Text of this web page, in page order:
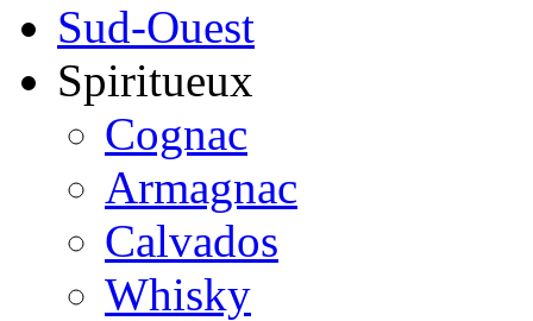
Sud-Ouest
Spiritueux
Cognac
Armagnac
Calvados
Whisky